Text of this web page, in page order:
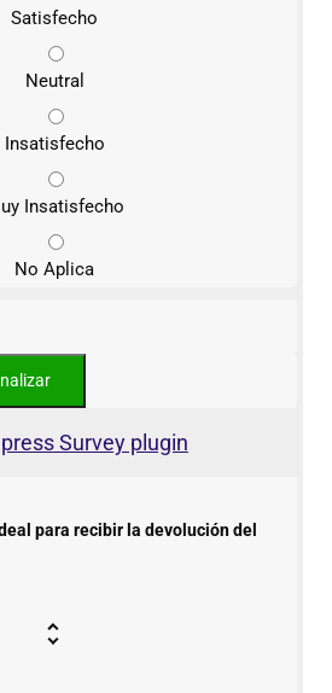
Satisfecho
Neutral
Insatisfecho
Insatisfecho
No Aplica
Survey plugin
para recibir la devolución del